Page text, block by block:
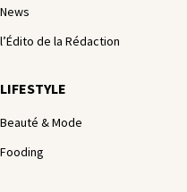
News
l’Édito de la Rédaction
LIFESTYLE
Beauté & Mode
Fooding